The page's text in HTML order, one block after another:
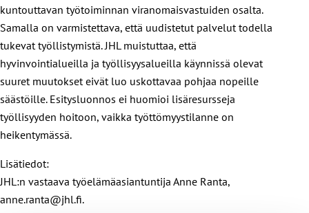
kuntouttavan työtoiminnan viranomaisvastuiden osalta.
Samalla on varmistettava, että uudistetut palvelut todella
tukevat työllistymistä. JHL muistuttaa, että
hyvinvointialueilla ja työllisyysalueilla käynnissä olevat
suuret muutokset eivät luo uskottavaa pohjaa nopeille
säästöille. Esitysluonnos ei huomioi lisäresursseja
työllisyyden hoitoon, vaikka työttömyystilanne on
heikentymässä.
Lisätiedot:
JHL:n vastaava työelämäasiantuntija Anne Ranta,
anne.ranta@jhl.fi.